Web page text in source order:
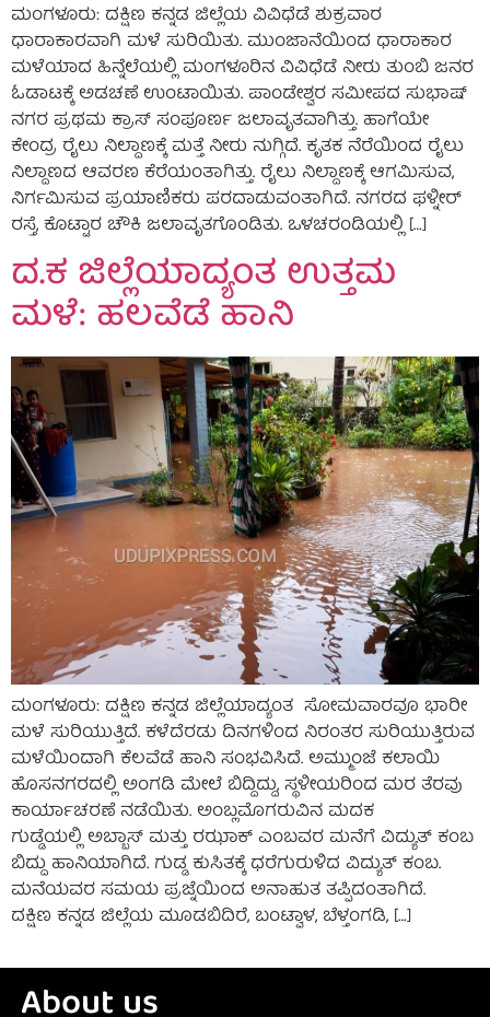
ಮಂಗಳೂರು: ದಕ್ಷಿಣ ಕನ್ನಡ ಜಿಲ್ಲೆಯ ವಿವಿಧೆಡೆ ಶುಕ್ರವಾರ
ಧಾರಾಕಾರವಾಗಿ ಮಳೆ ಸುರಿಯಿತು. ಮುಂಜಾನೆಯಿಂದ ಧಾರಾಕಾರ
ಮಳೆಯಾದ ಹಿನ್ನೆಲೆಯಲ್ಲಿ‌ ಮಂಗಳೂರಿನ ವಿವಿಧೆಡೆ ನೀರು ತುಂಬಿ ಜನರ
ಓಡಾಟಕ್ಕೆ ಅಡಚಣೆ ಉಂಟಾಯಿತು. ಪಾಂಡೇಶ್ವರ ಸಮೀಪದ ಸುಭಾಷ್
ನಗರ ಪ್ರಥಮ ಕ್ರಾಸ್ ಸಂಪೂರ್ಣ ಜಲಾವೃತವಾಗಿತ್ತು. ಹಾಗೆಯೇ
ಕೇಂದ್ರ ರೈಲು ನಿಲ್ದಾಣಕ್ಕೆ ಮತ್ತೆ ನೀರು ನುಗ್ಗಿದೆ. ಕೃತಕ ನೆರೆಯಿಂದ ರೈಲು
ನಿಲ್ದಾಣದ ಆವರಣ ಕೆರೆಯಂತಾಗಿತ್ತು. ರೈಲು ನಿಲ್ದಾಣಕ್ಕೆ ಆಗಮಿಸುವ,
ನಿರ್ಗಮಿಸುವ ಪ್ರಯಾಣಿಕರು ಪರದಾಡುವಂತಾಗಿದೆ. ನಗರದ ಫಳ್ನೀರ್
ರಸ್ತೆ, ಕೊಟ್ಟಾರ ಚೌಕಿ ಜಲಾವೃತಗೊಂಡಿತು. ಒಳಚರಂಡಿಯಲ್ಲಿ […]
ದ.ಕ ಜಿಲ್ಲೆಯಾದ್ಯಂತ ಉತ್ತಮ‌‌
ಮಳೆ: ಹಲವೆಡೆ ಹಾನಿ
ಮಂಗಳೂರು: ದಕ್ಷಿಣ ಕನ್ನಡ ಜಿಲ್ಲೆಯಾದ್ಯಂತ ಸೋಮವಾರವೂ ಭಾರೀ
ಮಳೆ ಸುರಿಯುತ್ತಿದೆ. ಕಳೆದೆರಡು ದಿನಗಳಿಂದ ನಿರಂತರ ಸುರಿಯುತ್ತಿರುವ
ಮಳೆಯಿಂದಾಗಿ‌ ಕೆಲವೆಡೆ ಹಾನಿ ಸಂಭವಿಸಿದೆ. ಅಮ್ಮುಂಜೆ ಕಲಾಯಿ
ಹೊಸನಗರದಲ್ಲಿ ಅಂಗಡಿ ಮೇಲೆ ಬಿದ್ದಿದ್ದು, ಸ್ಥಳೀಯರಿಂದ ಮರ ತೆರವು
ಕಾರ್ಯಾಚರಣೆ ನಡೆಯಿತು. ಅಂಬ್ಲಮೊಗರುವಿನ ಮದಕ‌
ಗುಡ್ಡೆಯಲ್ಲಿ ಅಬ್ಬಾಸ್ ಮತ್ತು ರಝಾಕ್ ಎಂಬವರ ಮನೆಗೆ ವಿದ್ಯುತ್ ಕಂಬ
ಬಿದ್ದು ಹಾನಿಯಾಗಿದೆ. ಗುಡ್ಡ ಕುಸಿತಕ್ಕೆ ಧರೆಗುರುಳಿದ ವಿದ್ಯುತ್ ಕಂಬ.
ಮನೆಯವರ ಸಮಯ ಪ್ರಜ್ನೆಯಿಂದ ಅನಾಹುತ ತಪ್ಪಿದಂತಾಗಿದೆ.
ದಕ್ಷಿಣ ಕನ್ನಡ ಜಿಲ್ಲೆಯ ಮೂಡಬಿದಿರೆ, ಬಂಟ್ವಾಳ, ಬೆಳ್ತಂಗಡಿ, […]